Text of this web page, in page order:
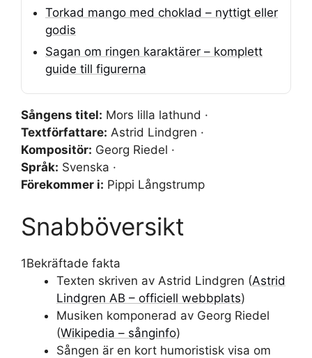
Torkad mango med choklad – nyttigt eller
godis
Sagan om ringen karaktärer – komplett
guide till figurerna
Sångens titel: Mors lilla lathund ·
Textförfattare: Astrid Lindgren ·
Kompositör: Georg Riedel ·
Språk: Svenska ·
Förekommer i: Pippi Långstrump
Snabböversikt
1Bekräftade fakta
Texten skriven av Astrid Lindgren (Astrid
Lindgren AB – officiell webbplats)
Musiken komponerad av Georg Riedel
(Wikipedia – sånginfo)
Sången är en kort humoristisk visa om